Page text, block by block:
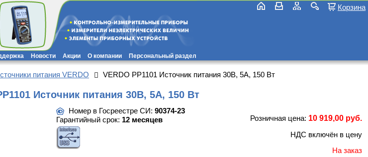
Корзина
Новости Акции О компании Персональный раздел
питания VERDO VERDO PP1101 Источник питания 30В, 5А, 150 Вт
Источник питания 30В, 5А, 150 Вт
Номер в Госреестре СИ: 90374-23
Гарантийный срок: 12 месяцев Розничная цена: 10 919,00 руб.
НДС включён в цену
На заказ